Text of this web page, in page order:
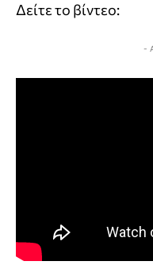
Δείτε το βίντεο:
-